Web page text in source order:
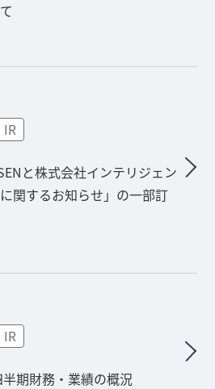
IR
と株式会社インテリジェン
関するお知らせ」の一部訂
IR
期財務・業績の概況